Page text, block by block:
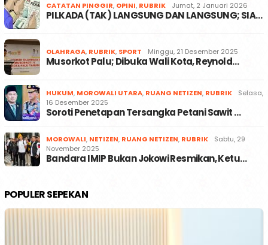
CATATAN PINGGIR, OPINI, RUBRIK Jumat, 2 Januari 2026
PILKADA (TAK) LANGSUNG DAN LANGSUNG; SIA…
OLAHRAGA, RUBRIK, SPORT Minggu, 21 Desember 2025
Musorkot Palu; Dibuka Wali Kota, Reynold…
HUKUM, MOROWALI UTARA, RUANG NETIZEN, RUBRIK
Selasa,
16 Desember 2025
Soroti Penetapan Tersangka Petani Sawit …
MOROWALI, NETIZEN, RUANG NETIZEN, RUBRIK
Sabtu, 29
November 2025
Bandara IMIP Bukan Jokowi Resmikan, Ketu…
POPULER SEPEKAN